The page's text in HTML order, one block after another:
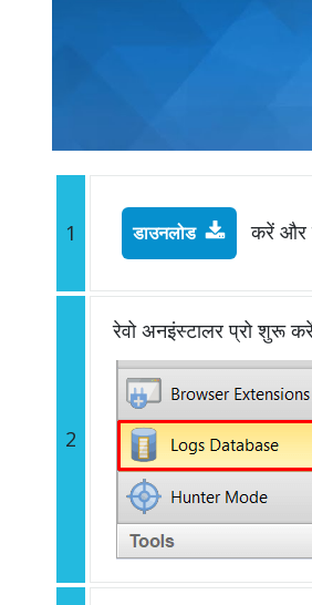
1 डाउनलोड करें और
2
रेवो अनइंस्टालर प्रो शुरू